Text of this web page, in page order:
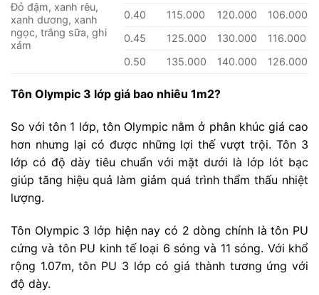
Đỏ đậm, xanh rêu,
xanh dương, xanh
ngọc, trắng sữa, ghi
xám
0.40
115.000 120.000
106.000
0.45
125.000 130.000
116.000
0.50
135.000 140.000 126.000
Tôn Olympic 3 lớp giá bao nhiêu 1m2?
So với tôn 1 lớp, tôn Olympic nằm ở phân khúc giá cao
hơn nhưng lại có được những lợi thế vượt trội. Tôn 3
lớp có độ dày tiêu chuẩn với mặt dưới là lớp lót bạc
giúp tăng hiệu quả làm giảm quá trình thẩm thấu nhiệt
lượng.
Tôn Olympic 3 lớp hiện nay có 2 dòng chính là tôn PU
cứng và tôn PU kinh tế loại 6 sóng và 11 sóng. Với khổ
rộng 1.07m, tôn PU 3 lớp có giá thành tương ứng với
độ dày.